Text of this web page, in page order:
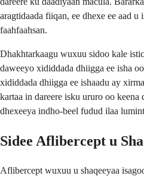
aragtidaada fiiqan, ee dhexe ee aad u
faahfaahsan.
Dhakhtarkaagu wuxuu sidoo kale
daweeyo xididdada dhiigga ee isha
xididdada dhiigga ee ishaadu ay
kartaa in dareere isku ururo oo keena
dhexeeya indho-beel fudud ilaa
Sidee Aflibercept u
Aflibercept wuxuu u shaqeeyaa